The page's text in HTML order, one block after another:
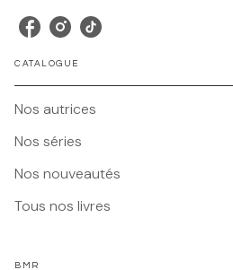
CATALOGUE
Nos autrices
Nos séries
Nos nouveautés
Tous nos livres
BMR